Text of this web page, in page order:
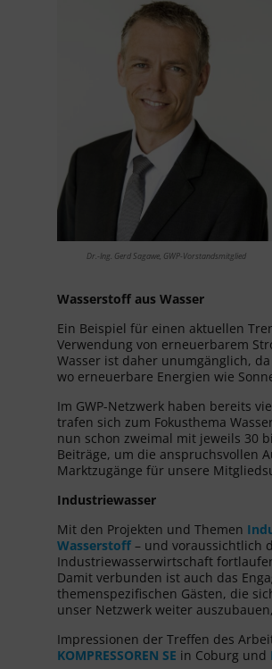
Dr.-Ing. Gerd Sagawe, GWP-Vorstandsmitglied
Wasserstoff aus Wasser
Ein Beispiel für einen aktuellen
Verwendung von erneuerbarem
Wasser ist daher unumgänglich,
wo erneuerbare Energien wie
Im GWP-Netzwerk haben bereits
trafen sich zum Fokusthema
nun schon zweimal mit jeweils 30
Beiträge, um die anspruchsvollen
Marktzugänge für unsere
Industriewasser
Mit den Projekten und Themen
Wasserstoff – und voraussichtlich
Industriewasserwirtschaft
Damit verbunden ist auch das
themenspezifischen Gästen, die
unser Netzwerk weiter
Impressionen der Treffen des
KOMPRESSOREN SE in Coburg und